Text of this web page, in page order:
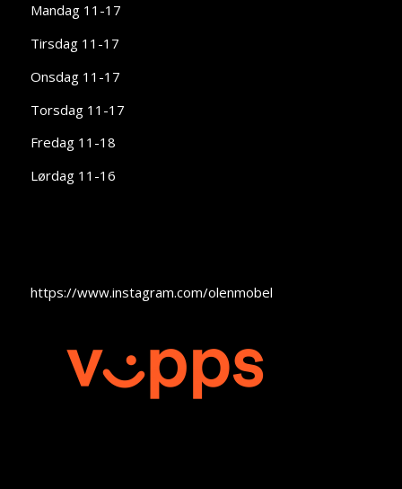
Mandag 11-17
Tirsdag 11-17
Onsdag 11-17
Torsdag 11-17
Fredag 11-18
Lørdag 11-16
https://www.instagram.com/olenmobel